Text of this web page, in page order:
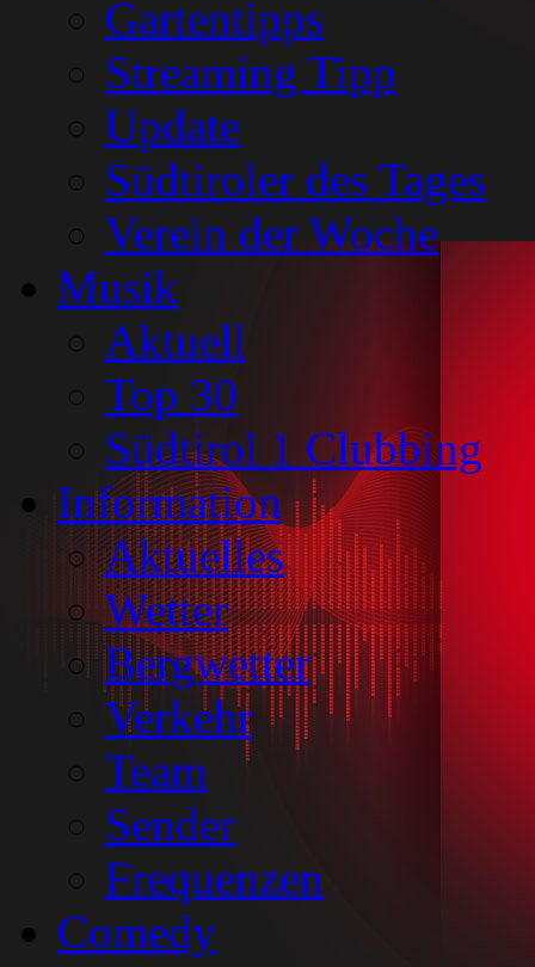
Gartentipps
Streaming Tipp
Update
Südtiroler des Tages
Verein der Woche
Musik
Aktuell
Top 30
Südtirol 1 Clubbing
Information
Aktuelles
Wetter
Bergwetter
Verkehr
Team
Sender
Frequenzen
Comedy